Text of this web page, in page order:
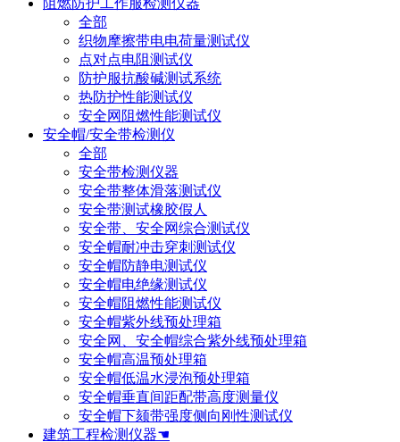
阻燃防护工作服检测仪器
全部
织物摩擦带电电荷量测试仪
点对点电阻测试仪
防护服抗酸碱测试系统
热防护性能测试仪
安全网阻燃性能测试仪
安全帽/安全带检测仪
全部
安全带检测仪器
安全带整体滑落测试仪
安全带测试橡胶假人
安全带、安全网综合测试仪
安全帽耐冲击穿刺测试仪
安全帽防静电测试仪
安全帽电绝缘测试仪
安全帽阻燃性能测试仪
安全帽紫外线预处理箱
安全网、安全帽综合紫外线预处理箱
安全帽高温预处理箱
安全帽低温水浸泡预处理箱
安全帽垂直间距配带高度测量仪
安全帽下颏带强度侧向刚性测试仪
建筑工程检测仪器☚